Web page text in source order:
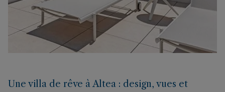
Une villa de rêve à Altea : design, vues et